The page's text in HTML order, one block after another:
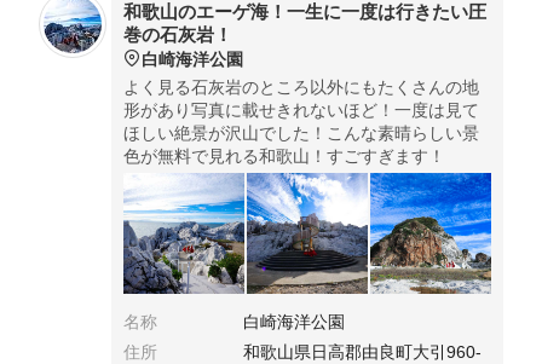
和歌山のエーゲ海！一生に一度は行きたい圧
巻の石灰岩！
白崎海洋公園
よく見る石灰岩のところ以外にもたくさんの地
形があり写真に載せきれないほど！一度は見て
ほしい絶景が沢山でした！こんな素晴らしい景
色が無料で見れる和歌山！すごすぎます！
名称
白崎海洋公園
住所
和歌山県日高郡由良町大引960-